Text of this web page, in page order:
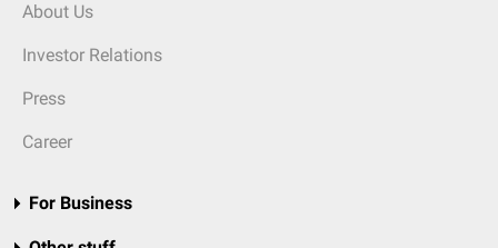
About Us
Investor Relations
Press
Career
For Business